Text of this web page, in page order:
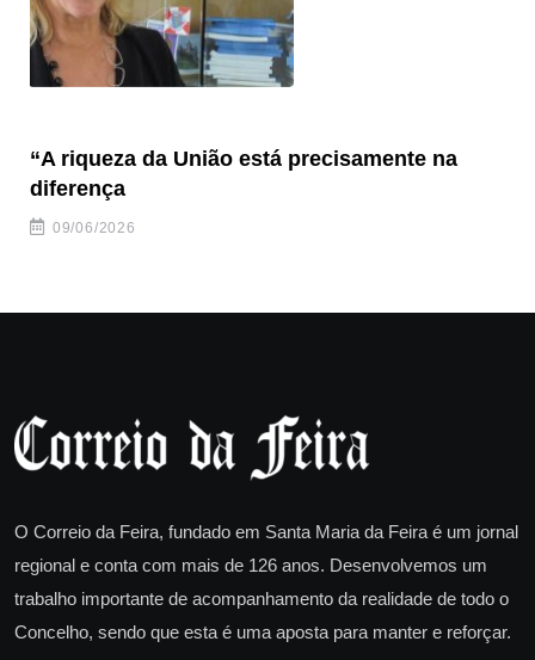
“A riqueza da União está precisamente na
diferença
09/06/2026
O Correio da Feira, fundado em Santa Maria da Feira é um jornal
regional e conta com mais de 126 anos. Desenvolvemos um
trabalho importante de acompanhamento da realidade de todo o
Concelho, sendo que esta é uma aposta para manter e reforçar.